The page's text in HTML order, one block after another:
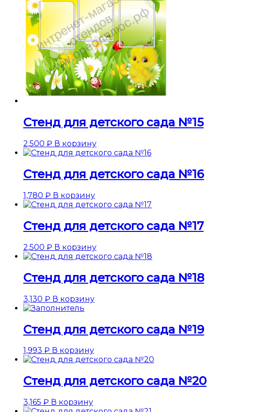
Стенд для детского сада №15
2,500 ₽ В корзину
Стенд для детского сада №16
1,780 ₽ В корзину
Стенд для детского сада №17
2,500 ₽ В корзину
Стенд для детского сада №18
3,130 ₽ В корзину
Стенд для детского сада №19
1,993 ₽ В корзину
Стенд для детского сада №20
3,165 ₽ В корзину